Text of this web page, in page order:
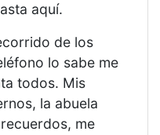
aquí.
de los
lo sabe me
todos. Mis
la abuela
me